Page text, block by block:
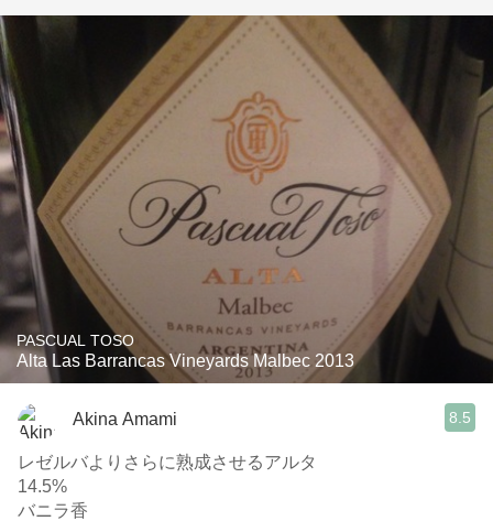
PASCUAL TOSO
Alta Las Barrancas Vineyards Malbec 2013
Akina Amami 8.5
レゼルバよりさらに熟成させるアルタ
14.5%
バニラ香